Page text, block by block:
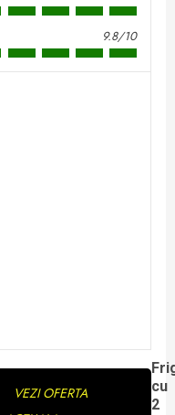
9.8/10
VEZI OFERTA
cu
2